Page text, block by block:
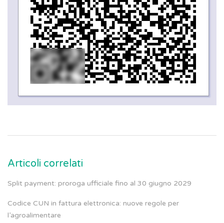
Articoli correlati
Split payment: proroga ufficiale fino al 30 giugno 2029
Codice CUN in fattura elettronica: nuove regole per
l’agroalimentare